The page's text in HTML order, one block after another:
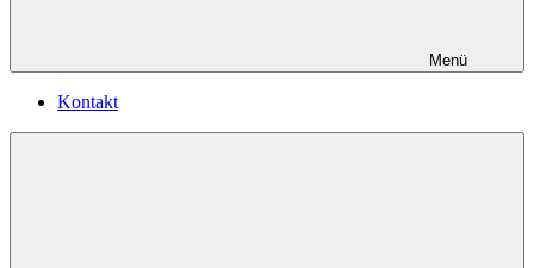
Menü
Kontakt